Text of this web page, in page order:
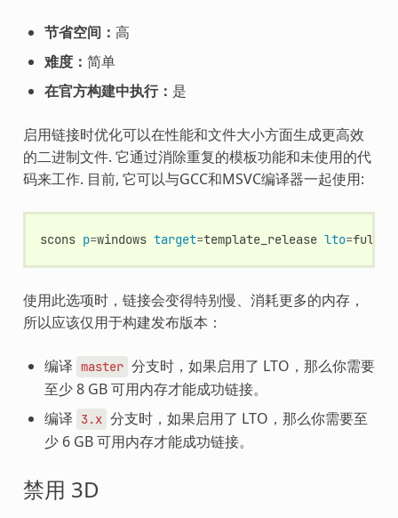
节省空间： 高
难度： 简单
在官方构建中执行： 是
启用链接时优化可以在性能和文件大小方面生成更高效
的二进制文件. 它通过消除重复的模板功能和未使用的代
码来工作. 目前, 它可以与GCC和MSVC编译器一起使用:
scons p=windows target=template_release lto=
使用此选项时，链接会变得特别慢、消耗更多的内存，
所以应该仅用于构建发布版本：
编译 master 分支时，如果启用了 LTO，那么你需要
至少 8 GB 可用内存才能成功链接。
编译
3.x 分支时，如果启用了 LTO，那么你需要至
少 6 GB 可用内存才能成功链接。
禁用 3D